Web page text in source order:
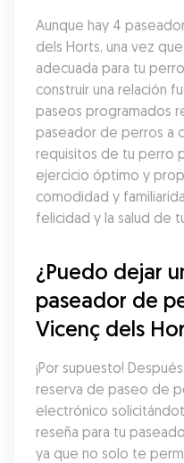
Aunque hay 4
dels Horts, una vez
adecuada para tu
construir una relación
paseos programados
paseador de perros a
requisitos de tu perro
ejercicio óptimo y
comodidad y
felicidad y la salud de
¿Puedo dejar
paseador de
Vicenç dels
¡Por supuesto!
reserva de paseo de
electrónico
reseña para tu
ya que no solo te